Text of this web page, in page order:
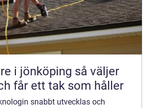
så väljer
får ett tak som håller
snabbt utvecklas och